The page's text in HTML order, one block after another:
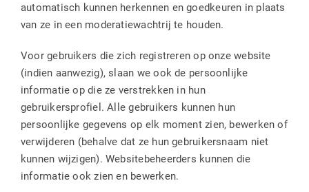
automatisch kunnen herkennen en goedkeuren in plaats
van ze in een moderatiewachtrij te houden.
Voor gebruikers die zich registreren op onze website
(indien aanwezig), slaan we ook de persoonlijke
informatie op die ze verstrekken in hun
gebruikersprofiel. Alle gebruikers kunnen hun
persoonlijke gegevens op elk moment zien, bewerken of
verwijderen (behalve dat ze hun gebruikersnaam niet
kunnen wijzigen). Websitebeheerders kunnen die
informatie ook zien en bewerken.